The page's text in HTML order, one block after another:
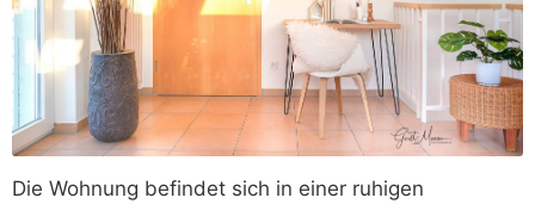
Die Wohnung befindet sich in einer ruhigen